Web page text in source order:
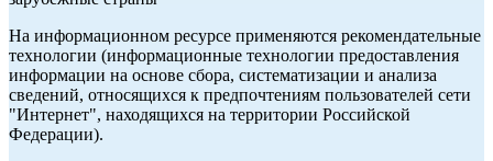
На информационном ресурсе применяются рекомендательные
технологии (информационные технологии предоставления
информации на основе сбора, систематизации и анализа
сведений, относящихся к предпочтениям пользователей сети
"Интернет", находящихся на территории Российской
Федерации).